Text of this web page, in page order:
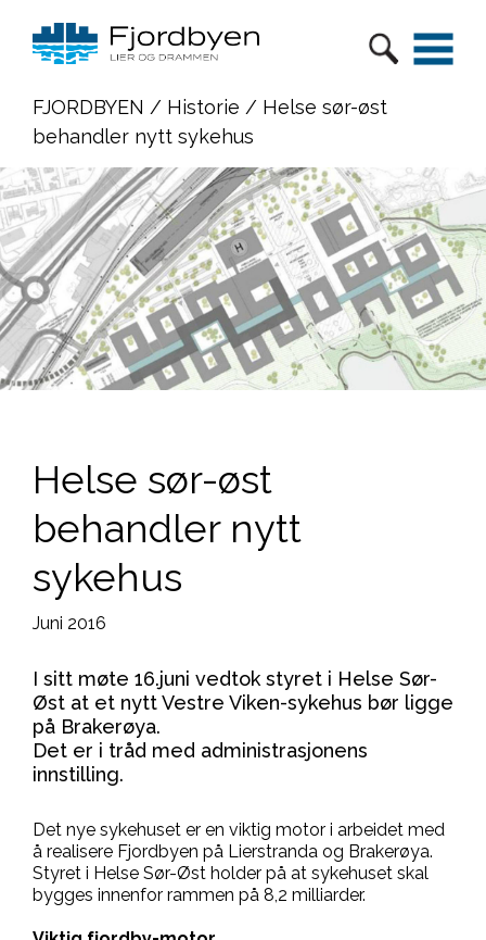
FJORDBYEN / Historie / Helse sør-øst
behandler nytt sykehus
Helse sør-øst
behandler nytt
sykehus
Juni 2016
I sitt møte 16.juni vedtok styret i Helse Sør-
Øst at et nytt Vestre Viken-sykehus bør ligge
på Brakerøya.
Det er i tråd med administrasjonens
innstilling.
Det nye sykehuset er en viktig motor i arbeidet med
å realisere Fjordbyen på Lierstranda og Brakerøya.
Styret i Helse Sør-Øst holder på at sykehuset skal
bygges innenfor rammen på 8,2 milliarder.